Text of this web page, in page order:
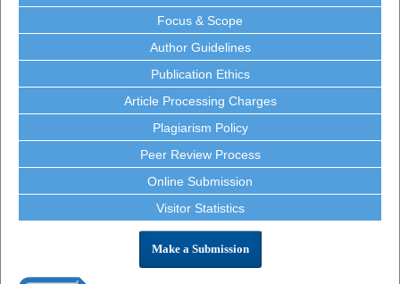
Focus & Scope
Author Guidelines
Publication Ethics
Article Processing Charges
Plagiarism Policy
Peer Review Process
Online Submission
Visitor Statistics
Make a Submission